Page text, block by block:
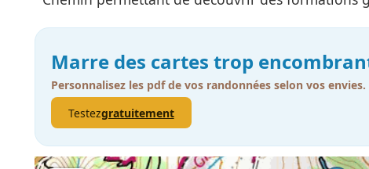
Marre des cartes trop
Personnalisez les pdf de vos randonnées selon vos envies.
Testezgratuitement